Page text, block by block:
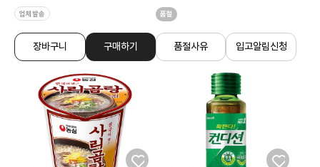
업체발송
장바구니 구매하기
품절
품절사유 입고알림신청